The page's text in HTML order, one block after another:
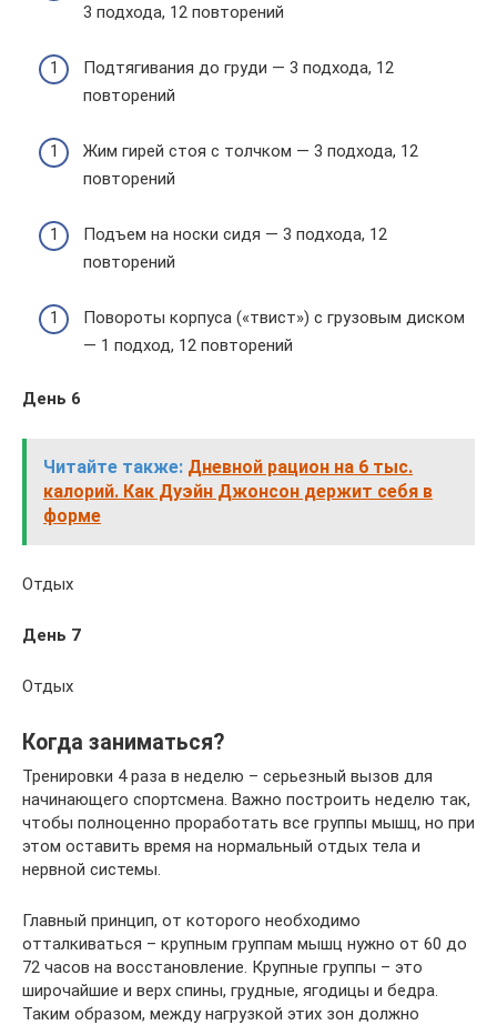
3 подхода, 12 повторений
Подтягивания до груди — 3 подхода, 12
повторений
Жим гирей стоя с толчком — 3 подхода, 12
повторений
Подъем на носки сидя — 3 подхода, 12
повторений
Повороты корпуса («твист») с грузовым диском
— 1 подход, 12 повторений
День 6
Читайте также: Дневной рацион на 6 тыс.
калорий. Как Дуэйн Джонсон держит себя в
форме
Отдых
День 7
Отдых
Когда заниматься?
Тренировки 4 раза в неделю – серьезный вызов для
начинающего спортсмена. Важно построить неделю так,
чтобы полноценно проработать все группы мышц, но при
этом оставить время на нормальный отдых тела и
нервной системы.
Главный принцип, от которого необходимо
отталкиваться – крупным группам мышц нужно от 60 до
72 часов на восстановление. Крупные группы – это
широчайшие и верх спины, грудные, ягодицы и бедра.
Таким образом, между нагрузкой этих зон должно